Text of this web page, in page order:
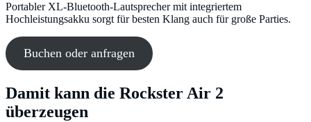
Portabler XL-Bluetooth-Lautsprecher mit integriertem
Hochleistungsakku sorgt für besten Klang auch für große Parties.
Buchen oder anfragen
Damit kann die Rockster Air 2
überzeugen